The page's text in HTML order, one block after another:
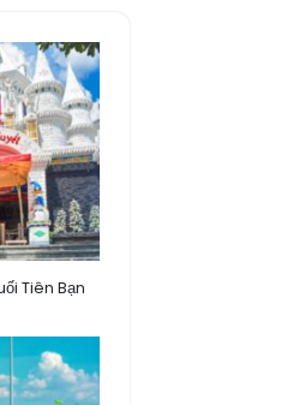
Tiên Bạn